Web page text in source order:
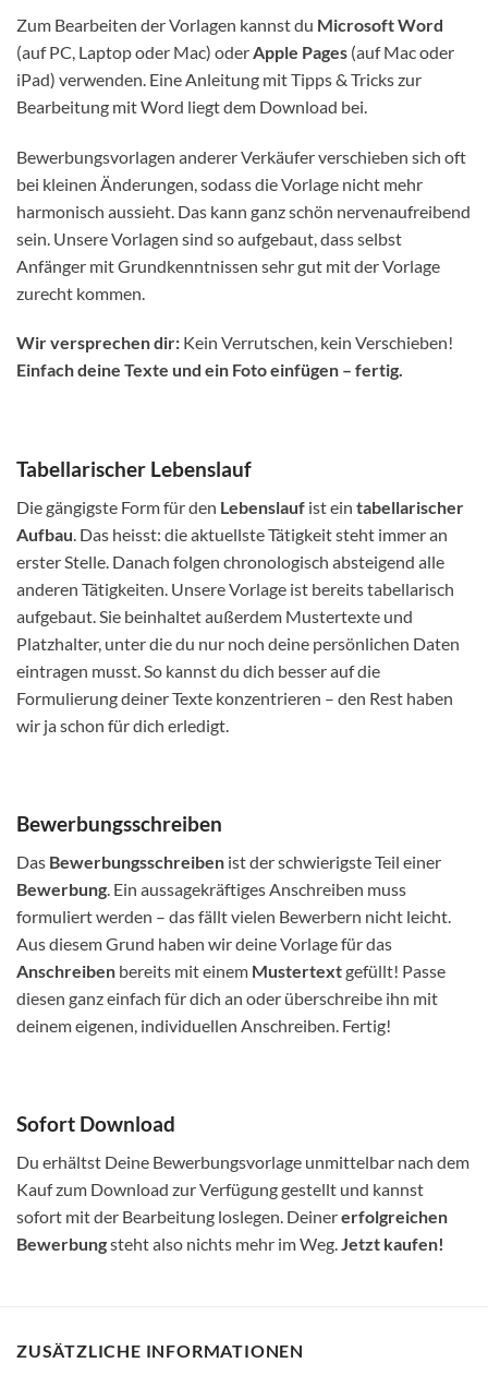
Zum Bearbeiten der Vorlagen kannst du Microsoft Word
(auf PC, Laptop oder Mac) oderApple Pages (auf Mac oder
iPad) verwenden. Eine Anleitung mit Tipps & Tricks zur
Bearbeitung mit Word liegt dem Download bei.
Bewerbungsvorlagen anderer Verkäufer verschieben sich oft
bei kleinen Änderungen, sodass die Vorlage nicht mehr
harmonisch aussieht. Das kann ganz schön nervenaufreibend
sein. Unsere Vorlagen sind so aufgebaut, dass selbst
Anfänger mit Grundkenntnissen sehr gut mit der Vorlage
zurecht kommen.
Wir versprechen dir: Kein Verrutschen, kein Verschieben!
Einfach deine Texte und ein Foto einfügen – fertig.
Tabellarischer Lebenslauf
Die gängigste Form für den Lebenslauf ist ein tabellarischer
Aufbau . Das heisst: die aktuellste Tätigkeit steht immer an
erster Stelle. Danach folgen chronologisch absteigend alle
anderen Tätigkeiten. Unsere Vorlage ist bereits tabellarisch
aufgebaut. Sie beinhaltet außerdem Mustertexte und
Platzhalter, unter die du nur noch deine persönlichen Daten
eintragen musst. So kannst du dich besser auf die
Formulierung deiner Texte konzentrieren – den Rest haben
wir ja schon für dich erledigt.
Bewerbungsschreiben
Das Bewerbungsschreiben ist der schwierigste Teil einer
Bewerbung. Ein aussagekräftiges Anschreiben muss
formuliert werden – das fällt vielen Bewerbern nicht leicht.
Aus diesem Grund haben wir deine Vorlage für das
Anschreiben bereits mit einem Mustertextgefüllt! Passe
diesen ganz einfach für dich an oder überschreibe ihn mit
deinem eigenen, individuellen Anschreiben. Fertig!
Sofort Download
Du erhältst Deine Bewerbungsvorlage unmittelbar nach dem
Kauf zum Download zur Verfügung gestellt und kannst
sofort mit der Bearbeitung loslegen. Deinererfolgreichen
Bewerbungsteht also nichts mehr im Weg.Jetzt kaufen!
ZUSÄTZLICHE INFORMATIONEN